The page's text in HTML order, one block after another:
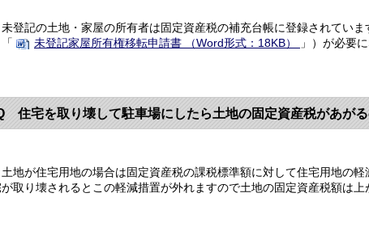
記の土地・家屋の所有者は固定資産税の補充台帳に登録されていま
未登記家屋所有権移転申請書 （Word形式：18KB） 」）が必要
住宅を取り壊して駐車場にしたら土地の固定資産税があがる
が住宅用地の場合は固定資産税の課税標準額に対して住宅用地の軽
取り壊されるとこの軽減措置が外れますので土地の固定資産税額は上